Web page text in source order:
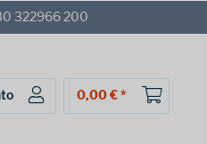
322966 200
0,00 € *